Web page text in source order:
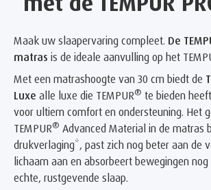
Maak uw slaapervaring compleet. De
matras is de ideale aanvulling op het
Met een matrashoogte van 30 cm biedt de
Luxe alle luxe die TEMPUR® te bieden
voor ultiem comfort en ondersteuning. Het
TEMPUR® Advanced Material in de matras
drukverlaging*, past zich nog beter aan de
lichaam aan en absorbeert bewegingen nog
echte, rustgevende slaap.